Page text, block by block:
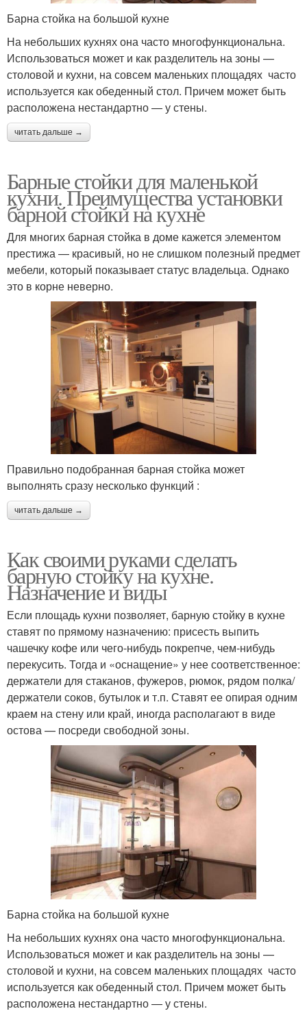
Барна стойка на большой кухне
На небольших кухнях она часто многофункциональна.
Использоваться может и как разделитель на зоны —
столовой и кухни, на совсем маленьких площадях часто
используется как обеденный стол. Причем может быть
расположена нестандартно — у стены.
читать дальше →
Барные стойки для маленькой
кухни. Преимущества установки
барной стойки на кухне
Для многих барная стойка в доме кажется элементом
престижа — красивый, но не слишком полезный предмет
мебели, который показывает статус владельца. Однако
это в корне неверно.
Правильно подобранная барная стойка может
выполнять сразу несколько функций :
читать дальше →
Как своими руками сделать
барную стойку на кухне.
Назначение и виды
Если площадь кухни позволяет, барную стойку в кухне
ставят по прямому назначению: присесть выпить
чашечку кофе или чего-нибудь покрепче, чем-нибудь
перекусить. Тогда и «оснащение» у нее соответственное:
держатели для стаканов, фужеров, рюмок, рядом полка/
держатели соков, бутылок и т.п. Ставят ее опирая одним
краем на стену или край, иногда располагают в виде
остова — посреди свободной зоны.
Барна стойка на большой кухне
На небольших кухнях она часто многофункциональна.
Использоваться может и как разделитель на зоны —
столовой и кухни, на совсем маленьких площадях часто
используется как обеденный стол. Причем может быть
расположена нестандартно — у стены.